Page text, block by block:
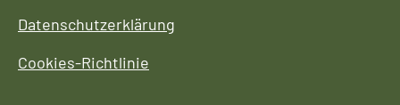
Datenschutzerklärung
Cookies-Richtlinie